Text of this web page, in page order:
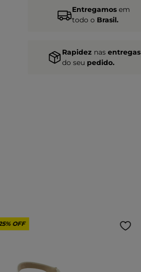
Entregamos em
todo o Brasil.
Rapidez nas entregas
do seu pedido.
OFF